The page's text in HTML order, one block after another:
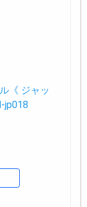
《 ジャッ
jp018